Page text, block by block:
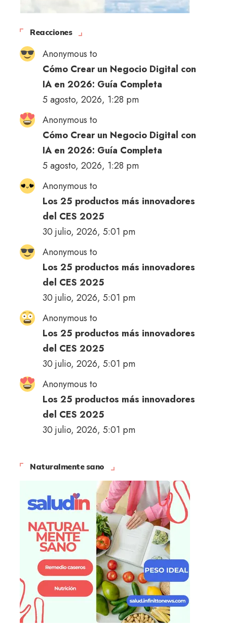
Reacciones
Anonymous to
Cómo Crear un Negocio Digital con
IA en 2026: Guía Completa
5 agosto, 2026, 1:28 pm
Anonymous to
Cómo Crear un Negocio Digital con
IA en 2026: Guía Completa
5 agosto, 2026, 1:28 pm
Anonymous to
Los 25 productos más innovadores
del CES 2025
30 julio, 2026, 5:01 pm
Anonymous to
Los 25 productos más innovadores
del CES 2025
30 julio, 2026, 5:01 pm
Anonymous to
Los 25 productos más innovadores
del CES 2025
30 julio, 2026, 5:01 pm
Anonymous to
Los 25 productos más innovadores
del CES 2025
30 julio, 2026, 5:01 pm
Naturalmente sano